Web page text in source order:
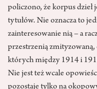
policzono, że korpus dzieł
tytułów. Nie oznacza to
zainteresowanie nią – a
przestrzenią
których między 1914 i
Nie jest też wcale
pozostaje tylko na